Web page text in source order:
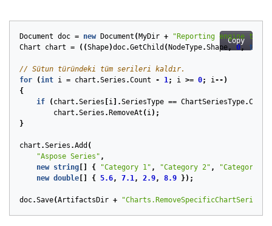
Copy
Document doc = new Document ( MyDir +
"Reporting engine
Chart
chart = ((Shape)doc.GetChild ( NodeType.Shape, 0, true
// Sütun türündeki tüm serileri kaldır.
for
(int i = chart .Series .Count - 1; i >= 0; i--)
{
if
( chart .Series i ].SeriesType == ChartSeriesType.
chart .Series . RemoveAt ( i);
}
chart .Series .Add (
"Aspose Series" ,
new string { "Category 1" , "Category 2" , "Category 3"
new double { 5.6, 7.1, 2.9, 8.9 });
doc.Save(ArtifactsDir +